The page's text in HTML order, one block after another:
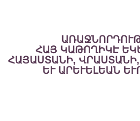
ՀԱՅ ԿԱԹՈՂԻԿԷ
ՀԱՅԱՍՏԱՆԻ,
ԵՒ ԱՐԵՒԵԼԵԱՆ